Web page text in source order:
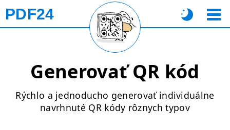
PDF24
Generovať QR kód
Rýchlo a jednoducho generovať individuálne
navrhnuté QR kódy rôznych typov